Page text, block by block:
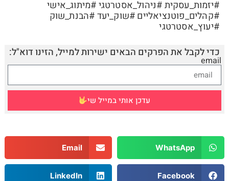
#יזמות_עסקית #ניהול_אסטרטגי #מיתוג_אישי
#קהלים_פוטנציאליים #שוק_יעד #הבנת_שוק
#יעוץ_אסטרטגי
כדי לקבל את הפרקים הבאים ישירות למייל, הזינו דוא"ל:
email
עדכן אותי במייל שי
WhatsApp
Email
Facebook
LinkedIn